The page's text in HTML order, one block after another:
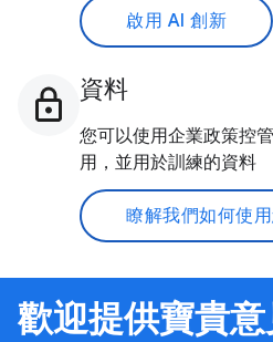
啟用 AI 創新
資料
您可以使用企業政策控
用，並用於訓練的資料
瞭解我們如何使
歡迎提供寶貴